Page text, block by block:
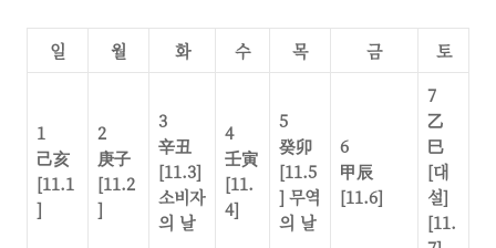
일 월 화 수 목 금 토
1
己亥
[11.1
]
2
庚子
[11.2
]
3
辛丑
[11.3]
소비자
의 날
4
壬寅
[11.
4]
5
癸卯
[11.5
] 무역
의 날
6
甲辰
[11.6]
7
乙
巳
[대
설]
[11.